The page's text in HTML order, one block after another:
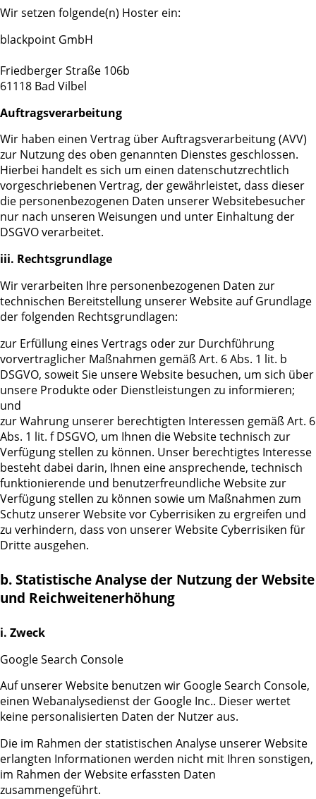
Wir setzen folgende(n) Hoster ein:
blackpoint GmbH
Friedberger Straße 106b
61118 Bad Vilbel
Auftragsverarbeitung
Wir haben einen Vertrag über Auftragsverarbeitung (AVV)
zur Nutzung des oben genannten Dienstes geschlossen.
Hierbei handelt es sich um einen datenschutzrechtlich
vorgeschriebenen Vertrag, der gewährleistet, dass dieser
die personenbezogenen Daten unserer Websitebesucher
nur nach unseren Weisungen und unter Einhaltung der
DSGVO verarbeitet.
iii. Rechtsgrundlage
Wir verarbeiten Ihre personenbezogenen Daten zur
technischen Bereitstellung unserer Website auf Grundlage
der folgenden Rechtsgrundlagen:
zur Erfüllung eines Vertrags oder zur Durchführung
vorvertraglicher Maßnahmen gemäß Art. 6 Abs. 1 lit. b
DSGVO, soweit Sie unsere Website besuchen, um sich über
unsere Produkte oder Dienstleistungen zu informieren;
und
zur Wahrung unserer berechtigten Interessen gemäß Art. 6
Abs. 1 lit. f DSGVO, um Ihnen die Website technisch zur
Verfügung stellen zu können. Unser berechtigtes Interesse
besteht dabei darin, Ihnen eine ansprechende, technisch
funktionierende und benutzerfreundliche Website zur
Verfügung stellen zu können sowie um Maßnahmen zum
Schutz unserer Website vor Cyberrisiken zu ergreifen und
zu verhindern, dass von unserer Website Cyberrisiken für
Dritte ausgehen.
b. Statistische Analyse der Nutzung der Website
und Reichweitenerhöhung
i. Zweck
Google Search Console
Auf unserer Website benutzen wir Google Search Console,
einen Webanalysedienst der Google Inc.. Dieser wertet
keine personalisierten Daten der Nutzer aus.
Die im Rahmen der statistischen Analyse unserer Website
erlangten Informationen werden nicht mit Ihren sonstigen,
im Rahmen der Website erfassten Daten
zusammengeführt.